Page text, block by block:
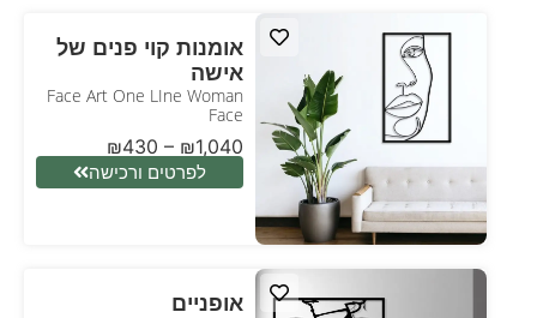
אומנות קוי פנים של
אישה
Face Art One LIne Woman
Face
₪430 – ₪1,040
לפרטים ורכישה
אופניים